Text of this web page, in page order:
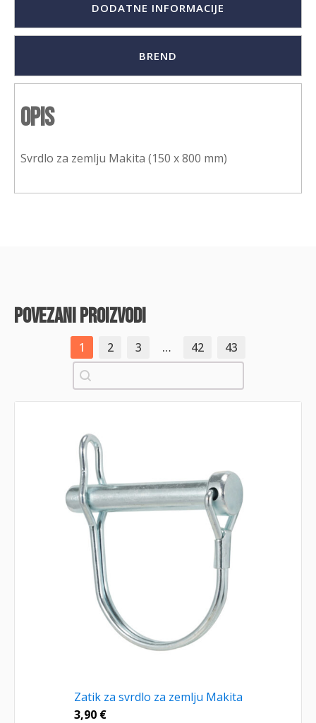
DODATNE INFORMACIJE
BREND
Opis
Svrdlo za zemlju Makita (150 x 800 mm)
povezani proizvodi
1 2 3 … 42
43
Pretraži
Zatik za svrdlo za zemlju Makita
3,90 €